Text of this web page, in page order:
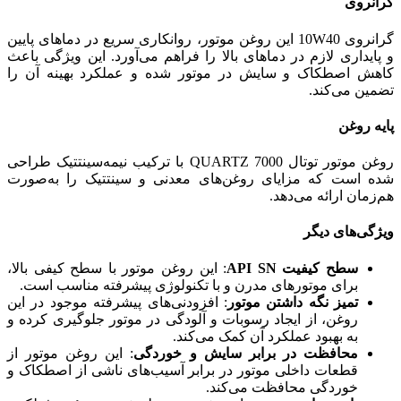
گرانروی 10W40 این روغن موتور، روانکاری سریع در دماهای پایین
و پایداری لازم در دماهای بالا را فراهم می‌آورد. این ویژگی باعث
کاهش اصطکاک و سایش در موتور شده و عملکرد بهینه آن را
تضمین می‌کند.
پایه روغن
روغن موتور توتال 7000 QUARTZ با ترکیب نیمه‌سینتتیک طراحی
شده است که مزایای روغن‌های معدنی و سینتتیک را به‌صورت
هم‌زمان ارائه می‌دهد.
ویژگی‌های دیگر
سطح کیفیت API SN
: این روغن موتور با سطح کیفی بالا،
برای موتورهای مدرن و با تکنولوژی پیشرفته مناسب است.
تمیز نگه داشتن موتور : افزودنی‌های پیشرفته موجود در این
روغن، از ایجاد رسوبات و آلودگی در موتور جلوگیری کرده و
به بهبود عملکرد آن کمک می‌کند.
محافظت در برابر سایش و خوردگی: این روغن موتور از
قطعات داخلی موتور در برابر آسیب‌های ناشی از اصطکاک و
خوردگی محافظت می‌کند.